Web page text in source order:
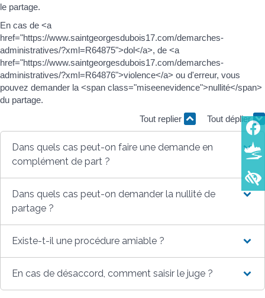
le partage.
En cas de <a
href="https://www.saintgeorgesdubois17.com/demarches-
administratives/?xml=R64875">dol</a>, de <a
href="https://www.saintgeorgesdubois17.com/demarches-
administratives/?xml=R64876">violence</a> ou d'erreur, vous
pouvez demander la <span class="miseenevidence">nullité</span>
du partage.
Tout replier
Tout déplier
Dans quels cas peut-on faire une demande en
complément de part ?
Dans quels cas peut-on demander la nullité de
partage ?
Existe-t-il une procédure amiable ?
En cas de désaccord, comment saisir le juge ?